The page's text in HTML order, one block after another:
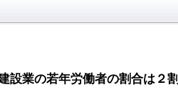
設業の若年労働者の割合は２割